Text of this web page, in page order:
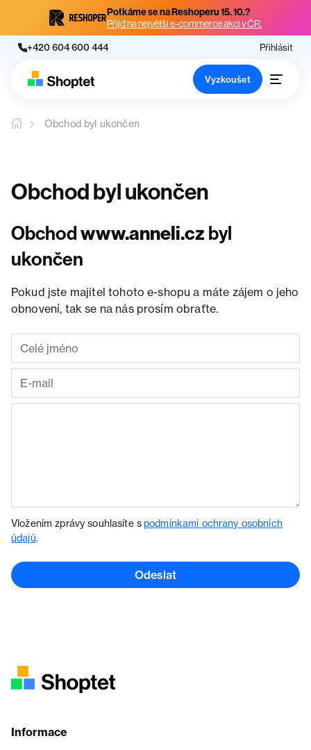
Potkáme se na Reshoperu 15. 10.?
Přijď na největší e-commerce akci v ČR.
+420 604 600 444 Přihlásit
Vyzkoušet
Obchod byl ukončen
Obchod byl ukončen
Obchodwww.anneli.cz byl
ukončen
Pokud jste majitel tohoto e-shopu a máte zájem o jeho
obnovení, tak se na nás prosím obraťte.
Vložením zprávy souhlasíte spodmínkami ochrany osobních
údajů.
Odeslat
Informace